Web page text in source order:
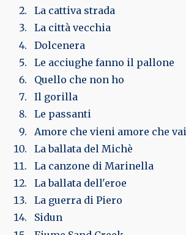
La cattiva strada
La città vecchia
Dolcenera
Le acciughe fanno il pallone
Quello che non ho
Il gorilla
Le passanti
Amore che vieni amore che vai
La ballata del Michè
La canzone di Marinella
La ballata dell'eroe
La guerra di Piero
Sidun